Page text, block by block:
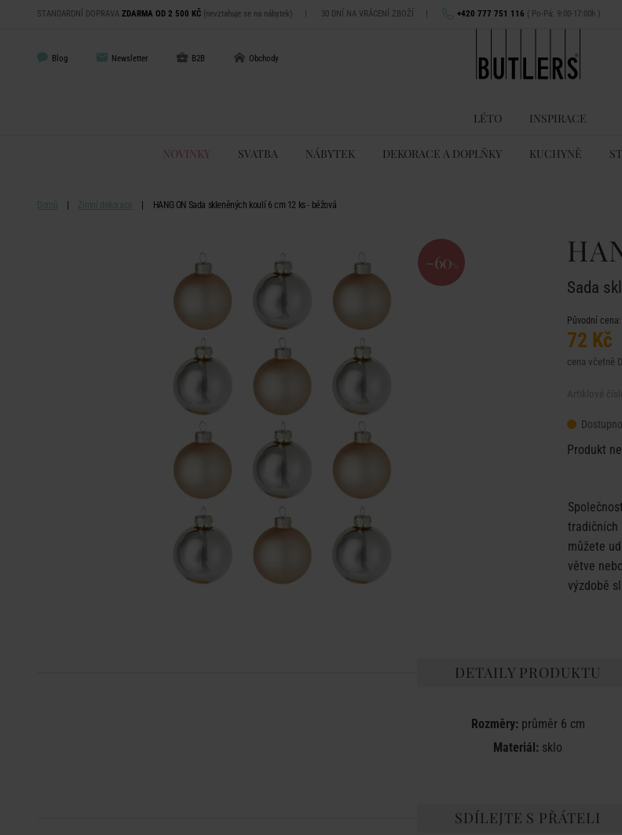
STANDARDNÍ DOPRAVA ZDARMA OD 2 500 KČ (nevztahuje se na nábytek) | 30 DNÍ NA VRÁCENÍ ZBOŽÍ | +420 777 751 116 ( Po-Pá: 9:00-17:00h )
Blog Newsletter B2B Obchody
LÉTO INSPIRACE
NOVINKY SVATBA NÁBYTEK DEKORACE A DOPLŇKY KUCHYNĚ
Domů Zimní dekorace HANG ON Sada skleněných koulí 6 cm 12 ks - béžová
-60 %
Sada
Původní cena:
72 Kč
cena včetně
Produkt
tradičních
můžete
větve
výzdobě
DETAILY PRODUKTU
Rozměry:průměr 6 cm
Materiál: sklo
SDÍLEJTE S PŘÁTELI